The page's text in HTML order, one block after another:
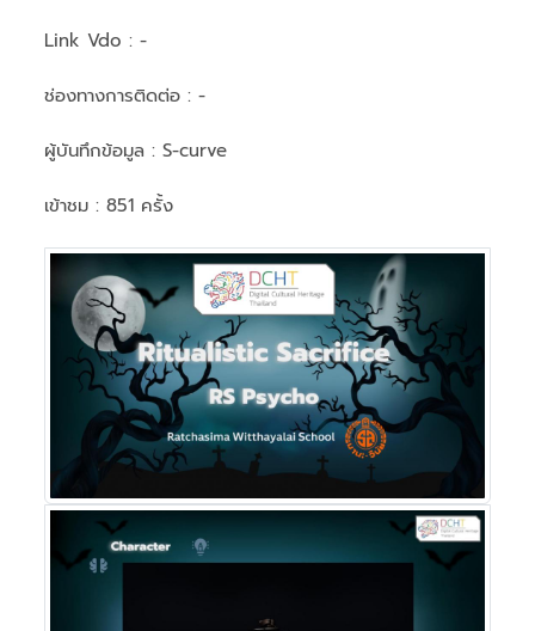
Link Vdo : -
ช่องทางการติดต่อ : -
ผู้บันทึกข้อมูล : S-curve
เข้าชม : 851 ครั้ง